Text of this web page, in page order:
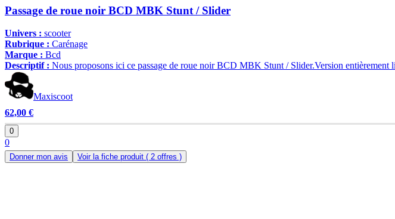
Passage de roue noir BCD MBK Stunt / Slider
Univers : scooter
Rubrique : Carénage
Marque : Bcd
Descriptif : Nous proposons ici ce passage de roue noir BCD MBK Stunt / Slider.Version entièrement
Maxiscoot
62,00 €
0
0
Donner mon avis Voir la fiche produit ( 2 offres )